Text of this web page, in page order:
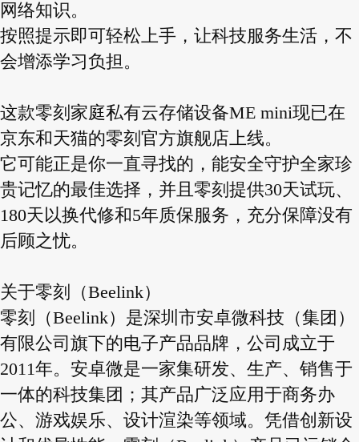
网络知识。
按照提示即可轻松上手，让科技服务生活，不
会增添学习负担。
这款零刻家庭私有云存储设备ME mini现已在
京东和天猫的零刻官方旗舰店上线。
它可能正是你一直寻找的，能安全守护全家珍
贵记忆的最佳选择，并且零刻提供30天试玩、
180天以换代修和5年质保服务，充分保障没有
后顾之忧。
关于零刻（Beelink）
零刻（Beelink）是深圳市安卓微科技（集团）
有限公司旗下的电子产品品牌，公司成立于
2011年。安卓微是一家集研发、生产、销售于
一体的科技集团；其产品广泛应用于商务办
公、游戏娱乐、设计渲染等领域。凭借创新设